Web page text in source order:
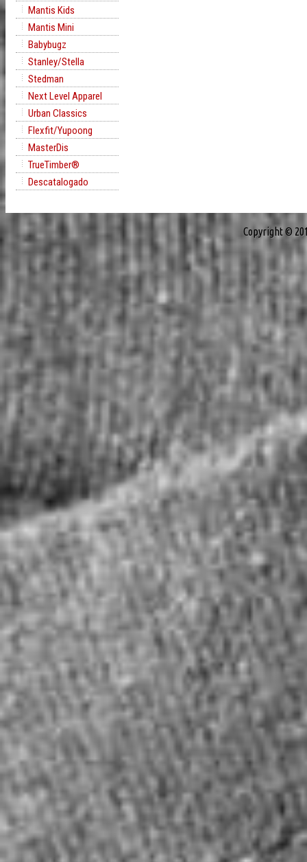
Mantis Kids
Mantis Mini
Babybugz
Stanley/Stella
Stedman
Next Level Apparel
Urban Classics
Flexfit/Yupoong
MasterDis
TrueTimber®
Descatalogado
Copyright ©